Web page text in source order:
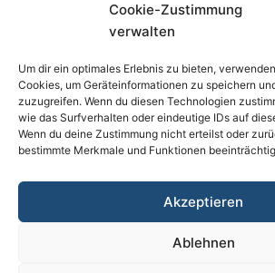
Cookie-Zustimmung
verwalten
Um dir ein optimales Erlebnis zu bieten,
Cookies, um Geräteinformationen zu speichern
zuzugreifen. Wenn du diesen Technologien
wie das Surfverhalten oder eindeutige IDs auf
Wenn du deine Zustimmung nicht erteilst oder
bestimmte Merkmale und Funktionen
Akzeptieren
Ablehnen
Aktuelles Heft
Suchen